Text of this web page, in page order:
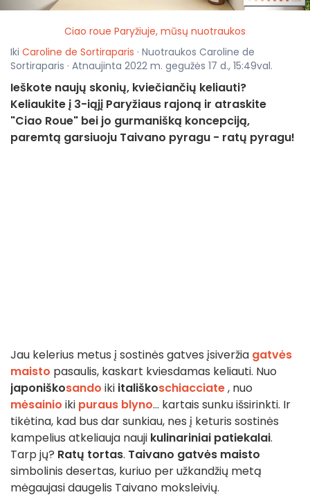
Ciao roue Paryžiuje, mūsų nuotraukos
Iki Caroline de Sortiraparis · Nuotraukos Caroline de
Sortiraparis · Atnaujinta 2022 m. gegužės 17 d., 15:49val.
Ieškote naujų skonių, kviečiančių keliauti?
Keliaukite į 3-iąjį Paryžiaus rajoną ir atraskite
"Ciao Roue" bei jo gurmanišką koncepciją,
paremtą garsiuoju Taivano pyragu - ratų pyragu!
Jau kelerius metus į sostinės gatves įsiveržia gatvės
maisto pasaulis, kaskart kviesdamas keliauti. Nuo
japoniškosando iki itališkoschiacciate, nuo
mėsainio iki puraus blyno... kartais sunku išsirinkti. Ir
tikėtina, kad bus dar sunkiau, nes į keturis sostinės
kampelius atkeliauja nauji kulinariniai patiekalai.
Tarp jų? Ratų tortas. Taivano gatvės maisto
simbolinis desertas, kuriuo per užkandžių metą
mėgaujasi daugelis Taivano moksleivių.